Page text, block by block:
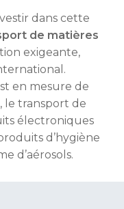
dans cette
de matières
exigeante,
en mesure de
le transport de
électroniques
d’hygiène
d’aérosols.